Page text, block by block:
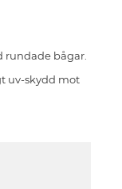
rundade bågar.
uv-skydd mot